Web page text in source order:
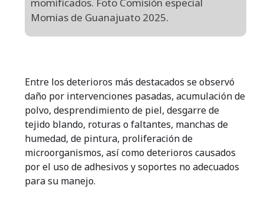
Momias de Guanajuato 2025.
Entre los deterioros más destacados se observó
daño por intervenciones pasadas, acumulación de
polvo, desprendimiento de piel, desgarre de
tejido blando, roturas o faltantes, manchas de
humedad, de pintura, proliferación de
microorganismos, así como deterioros causados
por el uso de adhesivos y soportes no adecuados
para su manejo.